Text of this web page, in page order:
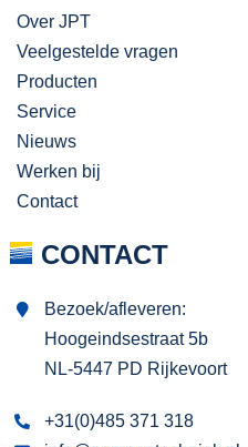
Over JPT
Veelgestelde vragen
Producten
Service
Nieuws
Werken bij
Contact
CONTACT
Bezoek/afleveren:
Hoogeindsestraat 5b
NL-5447 PD Rijkevoort
+31(0)485 371 318